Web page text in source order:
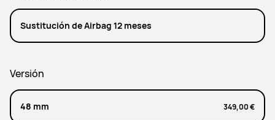
Sustitución de Airbag 12 meses
Versión
48 mm 349,00 €